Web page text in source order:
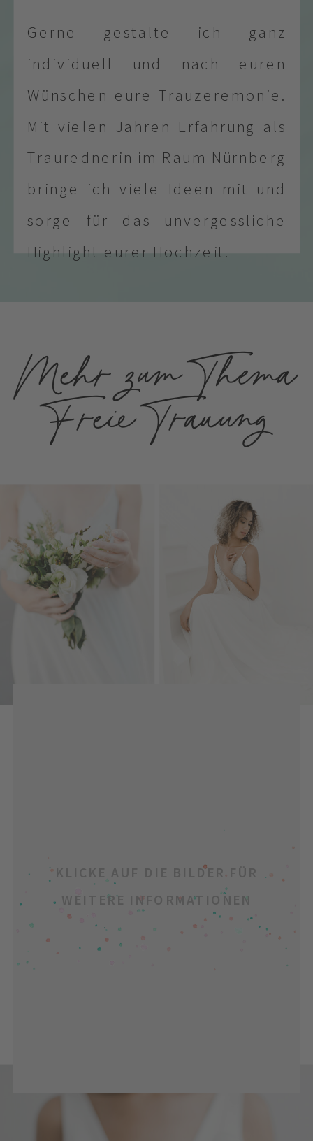
Gerne gestalte ich ganz
individuell und nach euren
Wünschen eure Trauzeremonie.
Mit vielen Jahren Erfahrung als
Traurednerin im Raum Nürnberg
bringe ich viele Ideen mit und
sorge für das unvergessliche
Highlight eurer Hochzeit.
KLICKE AUF DIE BILDER FÜR
WEITERE INFORMATIONEN
Mehr zum Thema
Freie Trauung